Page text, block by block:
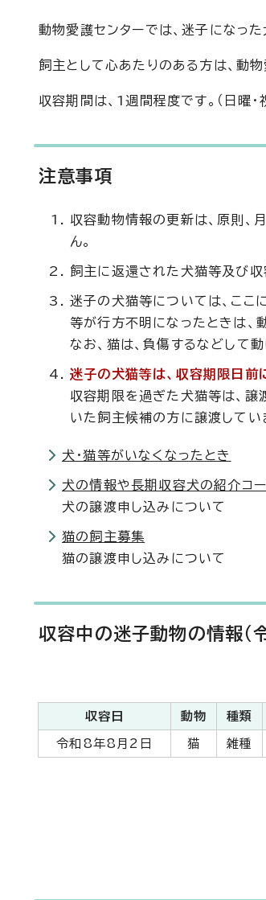
動物愛護センターでは、迷子になっ
飼主として心あたりのある方は、動
収容期間は、1週間程度です。（日曜
注意事項
収容動物情報の更新は、原則、
ん。
飼主に返還された犬猫等及び
迷子の犬猫等については、ここ
等が行方不明になったときは、
なお、猫は、負傷するなどして
迷子の犬猫等は、収容期限日前
収容期限を過ぎた犬猫等は、譲
いた飼主候補の方に譲渡してい
犬・猫等がいなくなったとき
犬の情報や長期収容犬の紹介コ
犬の譲渡申し込みについて
猫の飼主募集
猫の譲渡申し込みについて
収容中の迷子動物の情報
収容日 動物 種類
令和8年8月2日 猫 雑種